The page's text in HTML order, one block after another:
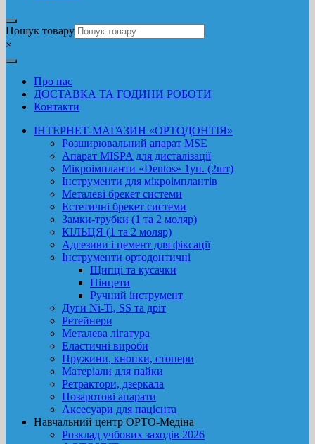
Пошук товару
×
Про нас
ДОСТАВКА ТА ГОДИНИ РОБОТИ
Контакти
ІНТЕРНЕТ-МАГАЗИН «ОРТОДОНТІЯ»
Розширювальний апарат MSE
Апарат MISPA для дисталізації
Мікроімпланти «Dentos» 1уп. (2шт)
Інструменти для мікроімплантів
Металеві брекет системи
Естетичні брекет системи
Замки-трубки (1 та 2 моляр)
КІЛЬЦЯ (1 та 2 моляр)
Адгезиви і цемент для фіксації
Інструменти ортодонтичні
Щипці та кусачки
Пінцети
Ручний інструмент
Дуги Ni-Ti, SS та дріт
Ретейнери
Металева лігатура
Еластичні вироби
Пружини, кнопки, стопери
Матеріали для пайки
Ретрактори, дзеркала
Позаротові апарати
Аксесуари для пацієнта
Навчальний центр ОРТО-Медіна
Розклад учбових заходів 2026